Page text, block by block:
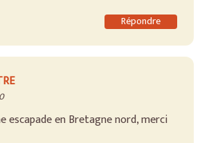
Répondre
escapade en Bretagne nord, merci